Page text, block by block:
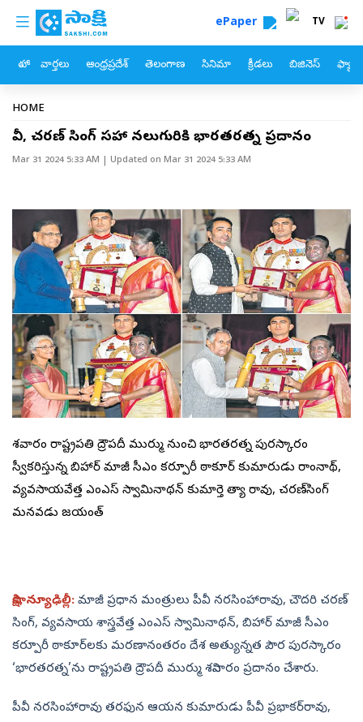
Skip to main content
custom menu ePaper TV
హోం వార్తలు ఆంధ్రప్రదేశ్ తెలంగాణ సినిమా క్రీడలు బిజినెస్
Breadcrumb
HOME
పీవీ, చరణ్‌ సింగ్‌ సహా నలుగురికి భారతరత్న ప్రదానం
Mar 31 2024 5:33 AM | Updated on Mar 31 2024 5:33 AM
శనివారం రాష్ట్రపతి ద్రౌపదీ ముర్ము నుంచి భారతరత్న పురస్కారం
స్వీకరిస్తున్న బిహార్‌ మాజీ సీఎం కర్పూరీ ఠాకూర్‌ కుమారుడు రాంనాథ్,
వ్యవసాయవేత్త ఎంఎస్‌ స్వామినాథన్‌ కుమార్తె నిత్యా రావు, చరణ్‌సింగ్‌
మనవడు జయంత్‌
సాక్షి, న్యూఢిల్లీ: మాజీ ప్రధాన మంత్రులు పీవీ నరసింహారావు, చౌదరి చరణ్‌
సింగ్, వ్యవసాయ శాస్త్రవేత్త ఎంఎస్‌ స్వామినాథన్, బిహార్‌ మాజీ సీఎం
కర్పూరీ ఠాకూర్‌లకు మరణానంతరం దేశ అత్యున్నత పౌర పురస్కారం
‘భారతరత్న’ను రాష్ట్రపతి ద్రౌపదీ ముర్ము శనివారం ప్రదానం చేశారు.
పీవీ నరసింహారావు తరఫున ఆయన కుమారుడు పీవీ ప్రభాకర్‌రావు,